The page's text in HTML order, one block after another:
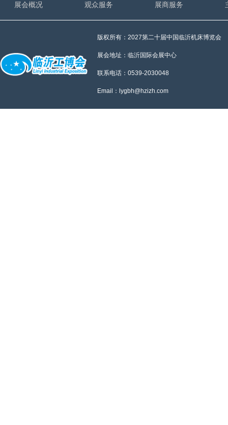
展会概况 观众服务 展商服务
版权所有：2027第二十届中国临沂机床博览会
展会地址：临沂国际会展中心
联系电话：0539-2030048
Email：lygbh@hzizh.com